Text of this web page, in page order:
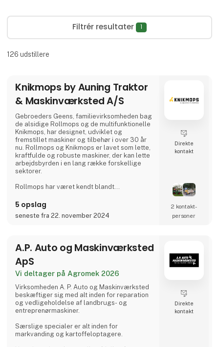
Filtrér resultater 1
126 udstillere
Knikmops by Auning Traktor
& Maskinværksted A/S
Gebroeders Geens, familievirksomheden bag
de alsidige Rollmops og de multifunktionelle
Knikmops, har designet, udviklet og
fremstillet maskiner og tilbehør i over 30 år
nu. Rollmops og Knikmops er lavet som lette,
kraftfulde og robuste maskiner, der kan lette
arbejdsbyrden i en lang række forskellige
sektorer.
Rollmops har været kendt blandt
Denne lille, alsidige transportmaskine kan
bære forsyninger lige ved siden af ​​det sted,
hvor de er nødvendige. Uanset om du kører i
bliver e
5 opslag
seneste fra 22. november 2024
Direkte
kontakt
2 kontakt­
personer
A.P. Auto og Maskinværksted
ApS
Vi deltager på Agromek 2026
Virksomheden A. P. Auto og Maskinværksted
beskæftiger sig med alt inden for reparation
og vedligeholdelse af landbrugs- og
entreprenørmaskiner.
Særslige specialer er alt inden for
markvanding og kartoffeloptagere.
Direkte
kontakt